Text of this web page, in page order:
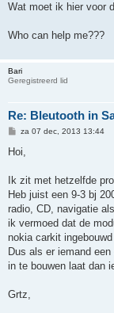
Wat moet ik hier voor
Who can help me???
Bari
Geregistreerd lid
Re: Bleutooth in
B
r
h
za 07 dec, 2013 13:44
Hoi,
Ik zit met hetzelfde
Heb juist een 9-3 bj
radio, CD, navigatie
ik vermoed dat de
nokia carkit
Dus als er iemand
in te bouwen laat dan
Grtz,